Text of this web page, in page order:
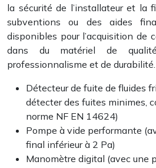
la sécurité de l’installateur et la
subventions ou des aides
disponibles pour l’acquisition de
dans du matériel de
professionnalisme et de durabilité.
Détecteur de fuite de fluides
détecter des fuites minimes,
norme NF EN 14624)
Pompe à vide performante
final inférieur à 2 Pa)
Manomètre digital (avec une